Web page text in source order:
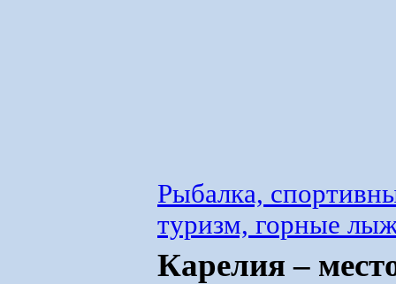
Рыбалка,
туризм, горные
Карелия –